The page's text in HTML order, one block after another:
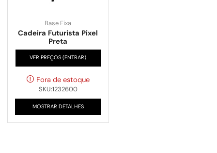
Base Fixa
Cadeira Futurista Pixel
Preta
VER PREÇOS (ENTRAR)
Fora de estoque
SKU:1232600
MOSTRAR DETALHES